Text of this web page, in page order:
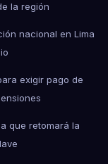
la región
nacional en Lima
exigir pago de
que retomará la